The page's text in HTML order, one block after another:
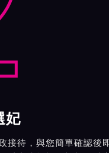
妃
接待，與您簡單確認後